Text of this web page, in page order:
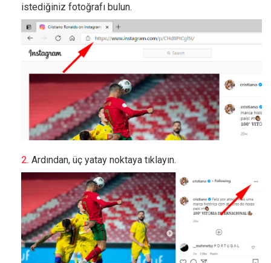
istediğiniz fotoğrafı bulun.
Ardından, üç yatay noktaya tıklayın.